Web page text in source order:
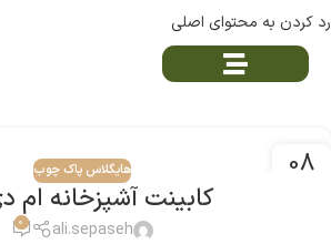
رد کردن به محتوای اصلی
08 هایگلاس پاک چوب
کابینت آشپزخانه ام
ali.sepaseh
0